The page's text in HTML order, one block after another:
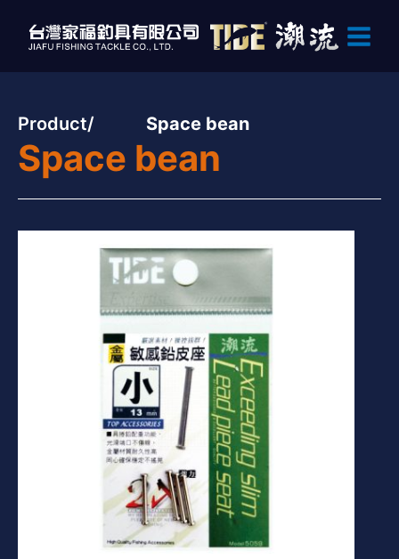
Product/ Space bean
Space bean